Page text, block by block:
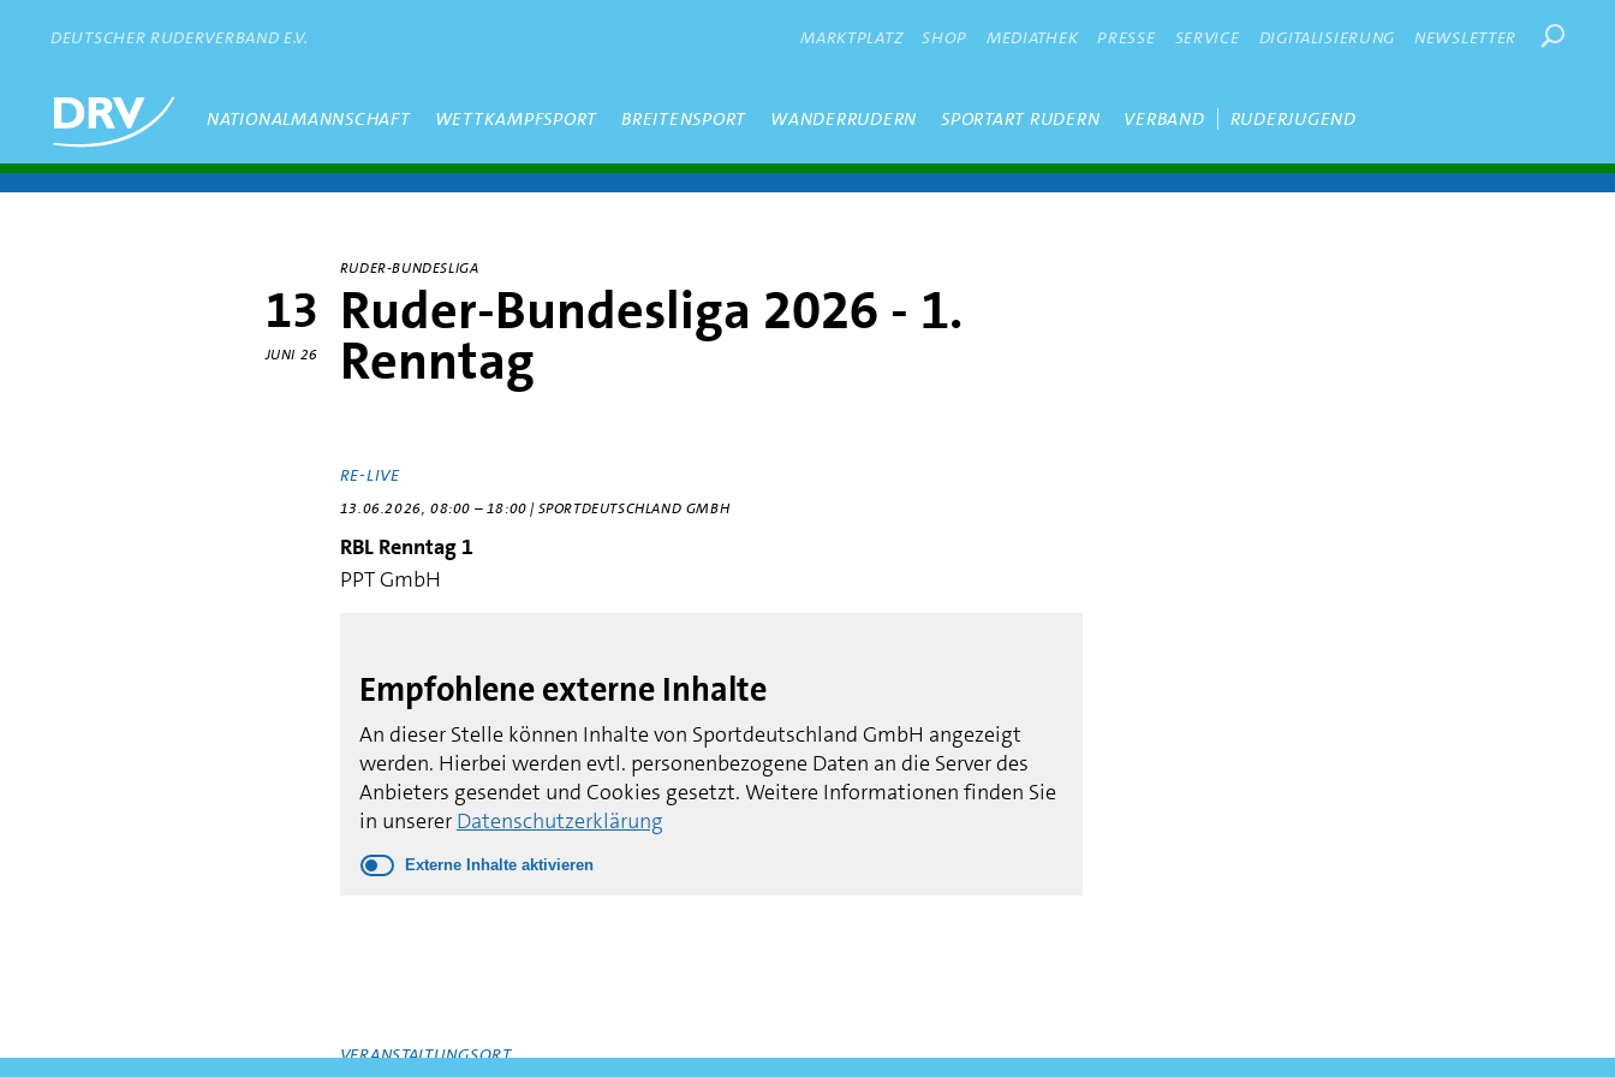
DEUTSCHER RUDERVERBAND E.V. METANAVIGATION
MARKTPLATZ SHOP MEDIATHEK PRESSE SERVICE DIGITALISIERUNG NEWSLETTER
Hauptmenü
NATIONALMANNSCHAFT WETTKAMPFSPORT BREITENSPORT WANDERRUDERN SPORTART RUDERN VERBAND RUDERJUGEND
13
JUNI 26
RUDER-BUNDESLIGA
Ruder-Bundesliga 2026 - 1.
Renntag
RE-LIVE
13.06.2026, 08:00 – 18:00 | SPORTDEUTSCHLAND GMBH
RBL Renntag 1
PPT GmbH
Empfohlene externe Inhalte
An dieser Stelle können Inhalte von Sportdeutschland GmbH angezeigt
werden. Hierbei werden evtl. personenbezogene Daten an die Server des
Anbieters gesendet und Cookies gesetzt. Weitere Informationen finden Sie
in unserer Datenschutzerklärung
Externe Inhalte aktivieren
VERANSTALTUNGSORT